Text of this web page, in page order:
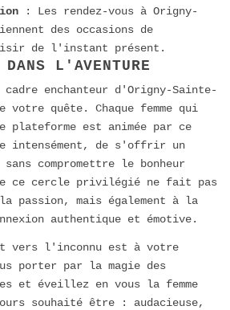
: Les rendez-vous à Origny-
des occasions de
de l'instant présent.
DANS L'AVENTURE
enchanteur d'Origny-Sainte-
votre quête. Chaque femme qui
est animée par ce
intensément, de s'offrir un
compromettre le bonheur
ce cercle privilégié ne fait pas
passion, mais également à la
authentique et émotive.
vers l'inconnu est à votre
porter par la magie des
et éveillez en vous la femme
souhaité être : audacieuse,